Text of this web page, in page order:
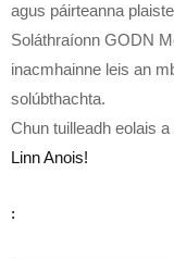
agus páirteanna
Soláthraíonn GODN
inacmhainne leis an
solúbthachta.
Chun tuilleadh eolais
Linn Anois!
: